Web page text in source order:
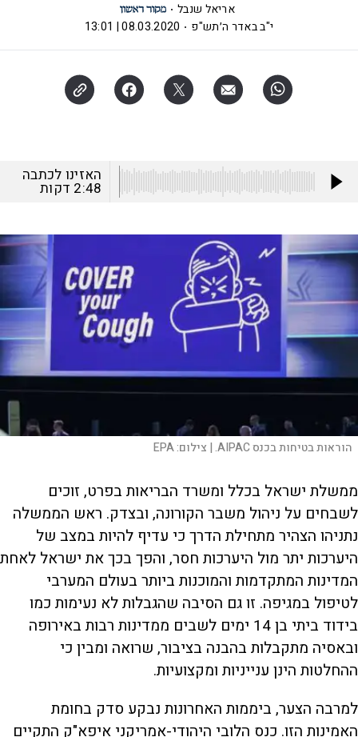
אריאל שנבל
י"ב באדר ה׳תש"פ
08.03.2020 | 13:01
האזינו לכתבה
2:48 דקות
הוראות בטיחות בכנס AIPAC. | צילום:EPA
ממשלת ישראל בכלל ומשרד הבריאות בפרט, זוכים
לשבחים על ניהול משבר הקורונה, ובצדק. ראש הממשלה
נתניהו הצהיר מתחילת הדרך כי עדיף להיות במצב של
היערכות יתר מול היערכות חסר, והפך בכך את ישראל לאחת
המדינות המתקדמות והמוכנות ביותר בעולם המערבי
לטיפול במגיפה. זו גם הסיבה שהגבלות לא נעימות כמו
בידוד ביתי בן 14 ימים לשבים ממדינות רבות באירופה
ובאסיה מתקבלות בהבנה בציבור, שרואה ומבין כי
ההחלטות הינן ענייניות ומקצועיות.
למרבה הצער, ביממות האחרונות נבקע סדק בחומת
האמינות הזו. כנס הלובי היהודי-אמריקני איפא"ק התקיים